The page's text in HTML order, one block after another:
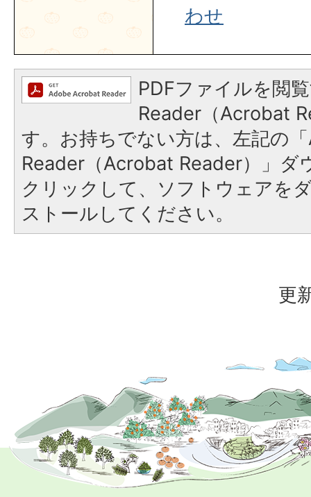
わせ
PDFファイルを閲
Reader（Acrobat
す。お持ちでない方は、左記の
Reader（Acrobat Reader）」ダ
クリックして、ソフトウェアを
ストールしてください。
更